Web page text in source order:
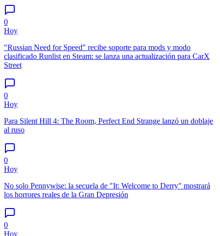
0
Hoy
"Russian Need for Speed" recibe soporte para mods y modo
clasificado Runlist en Steam: se lanza una actualización para CarX
Street
0
Hoy
Para Silent Hill 4: The Room, Perfect End Strange lanzó un doblaje
al ruso
0
Hoy
No solo Pennywise: la secuela de "It: Welcome to Derry" mostrará
los horrores reales de la Gran Depresión
0
Hoy